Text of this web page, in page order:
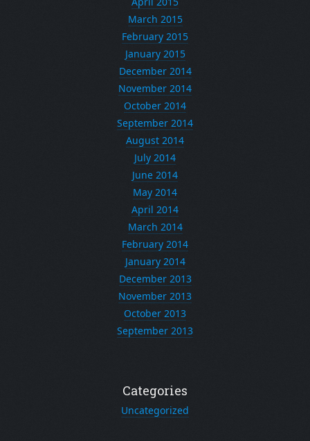
March 2015
February 2015
January 2015
December 2014
November 2014
October 2014
September 2014
August 2014
July 2014
June 2014
May 2014
April 2014
March 2014
February 2014
January 2014
December 2013
November 2013
October 2013
September 2013
Categories
Uncategorized